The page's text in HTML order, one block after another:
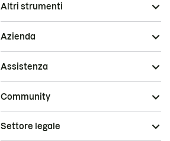
Altri strumenti
Azienda
Assistenza
Community
Settore legale